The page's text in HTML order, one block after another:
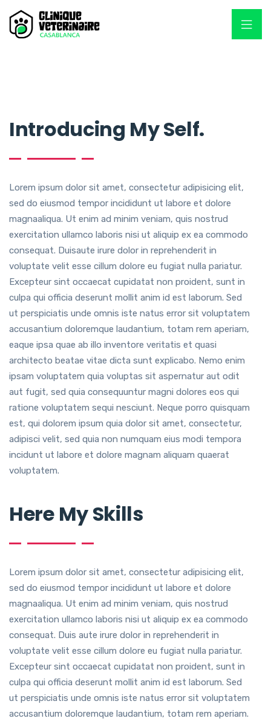
Introducing My Self.
Lorem ipsum dolor sit amet, consectetur adipisicing elit,
sed do eiusmod tempor incididunt ut labore et dolore
magnaaliqua. Ut enim ad minim veniam, quis nostrud
exercitation ullamco laboris nisi ut aliquip ex ea commodo
consequat. Duisaute irure dolor in reprehenderit in
voluptate velit esse cillum dolore eu fugiat nulla pariatur.
Excepteur sint occaecat cupidatat non proident, sunt in
culpa qui officia deserunt mollit anim id est laborum. Sed
ut perspiciatis unde omnis iste natus error sit voluptatem
accusantium doloremque laudantium, totam rem aperiam,
eaque ipsa quae ab illo inventore veritatis et quasi
architecto beatae vitae dicta sunt explicabo. Nemo enim
ipsam voluptatem quia voluptas sit aspernatur aut odit
aut fugit, sed quia consequuntur magni dolores eos qui
ratione voluptatem sequi nesciunt. Neque porro quisquam
est, qui dolorem ipsum quia dolor sit amet, consectetur,
adipisci velit, sed quia non numquam eius modi tempora
incidunt ut labore et dolore magnam aliquam quaerat
voluptatem.
Here My Skills
Lorem ipsum dolor sit amet, consectetur adipisicing elit,
sed do eiusmod tempor incididunt ut labore et dolore
magnaaliqua. Ut enim ad minim veniam, quis nostrud
exercitation ullamco laboris nisi ut aliquip ex ea commodo
consequat. Duis aute irure dolor in reprehenderit in
voluptate velit esse cillum dolore eu fugiat nulla pariatur.
Excepteur sint occaecat cupidatat non proident, sunt in
culpa qui officia deserunt mollit anim id est laborum. Sed
ut perspiciatis unde omnis iste natus error sit voluptatem
accusantium doloremque laudantium, totam rem aperiam.